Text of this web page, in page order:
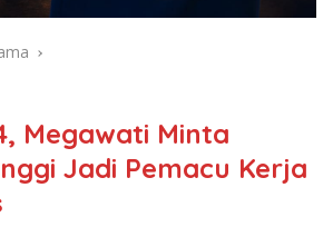
Megawati Minta
Jadi Pemacu Kerja